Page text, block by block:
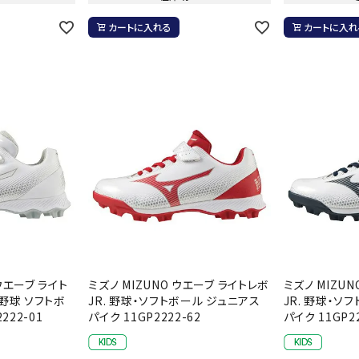
ソックス
その他アクセサリー
ラ
その
カートに入れる カートに入
ーブ ライト
球 ソフトボ
01
ミズノ MIZUNO ウエーブ ライトレボ
JR. 野球・ソフトボール ジュニアス
パイク 11GP2222-62
ミズノ
JR. 野球・ソ
パイク